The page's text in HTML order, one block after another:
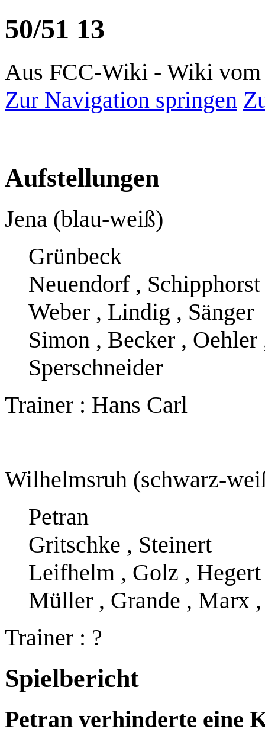
50/51 13
Aus FCC-Wiki - Wiki vom
Zur Navigation springen
Aufstellungen
Jena (blau-weiß)
Grünbeck
Neuendorf , Schipphorst
Weber , Lindig , Sänger
Simon , Becker , Oehler
Sperschneider
Trainer : Hans Carl
Wilhelmsruh (schwarz-
Petran
Gritschke , Steinert
Leifhelm , Golz , Hegert
Müller , Grande , Marx
Trainer : ?
Spielbericht
Petran verhinderte eine